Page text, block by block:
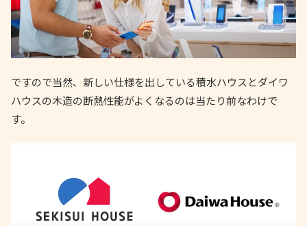
ですので当然、新しい仕様を出している積水ハウスとダイワ
ハウスの木造の断熱性能がよくなるのは当たり前なわけで
す。